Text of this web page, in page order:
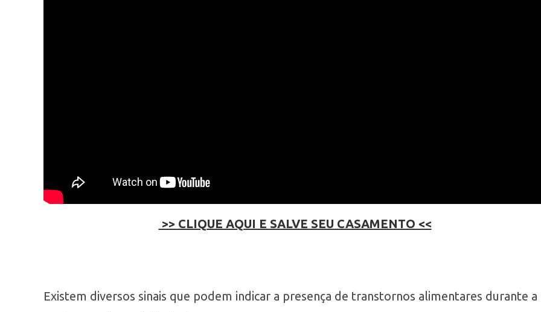
>> CLIQUE AQUI E SALVE SEU CASAMENTO <<
Existem diversos sinais que podem indicar a presença de transtornos alimentares durante a